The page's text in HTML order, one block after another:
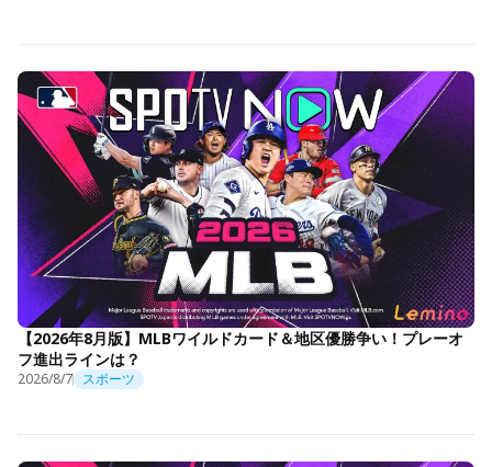
【2026年8月版】MLBワイルドカード＆地区優勝争い！プレーオ
フ進出ラインは？
2026/8/7 スポーツ